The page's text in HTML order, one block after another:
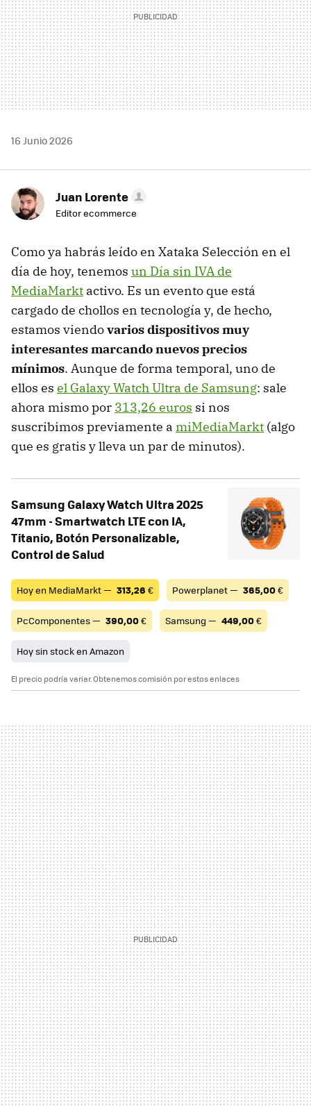
16 Junio 2026
Juan Lorente
Editor ecommerce
Como ya habrás leído en Xataka Selección en el
día de hoy, tenemos un Día sin IVA de
MediaMarkt activo. Es un evento que está
cargado de chollos en tecnología y, de hecho,
estamos viendovarios dispositivos muy
interesantes marcando nuevos precios
mínimos. Aunque de forma temporal, uno de
ellos es el Galaxy Watch Ultra de Samsung: sale
ahora mismo por 313,26 euros si nos
suscribimos previamente a miMediaMarkt (algo
que es gratis y lleva un par de minutos).
Samsung Galaxy Watch Ultra 2025
47mm - Smartwatch LTE con IA,
Titanio, Botón Personalizable,
Control de Salud
Hoy en MediaMarkt — 313,26 € Powerplanet — 365,00€
PcComponentes — 390,00€ Samsung — 449,00€
Hoy sin stock en Amazon
El precio podría variar. Obtenemos comisión por estos enlaces